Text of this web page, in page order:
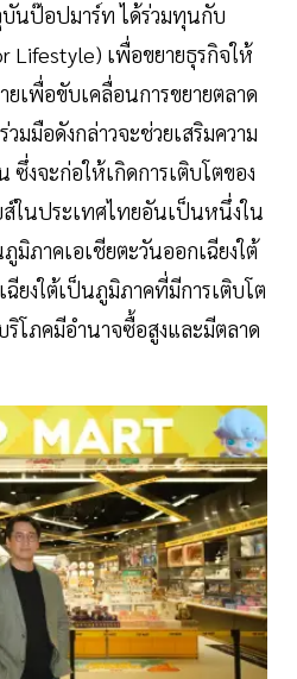
บันป๊อปมาร์ท ได้ร่วมทุนกับ
Lifestyle) เพื่อขยายธุรกิจให้
เพื่อขับเคลื่อนการขยายตลาด
มมือดังกล่าวจะช่วยเสริมความ
ซึ่งจะก่อให้เกิดการเติบโตของ
ในประเทศไทยอันเป็นหนึ่งใน
ภาคเอเชียตะวันออกเฉียงใต้
ยงใต้เป็นภูมิภาคที่มีการเติบโต
ริโภคมีอำนาจซื้อสูงและมีตลาด